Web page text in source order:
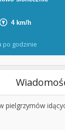
po godzinie
pielgrzymów